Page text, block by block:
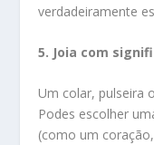
verdadeiramente
5. Joia com
Um colar, pulseira
Podes escolher
(como um